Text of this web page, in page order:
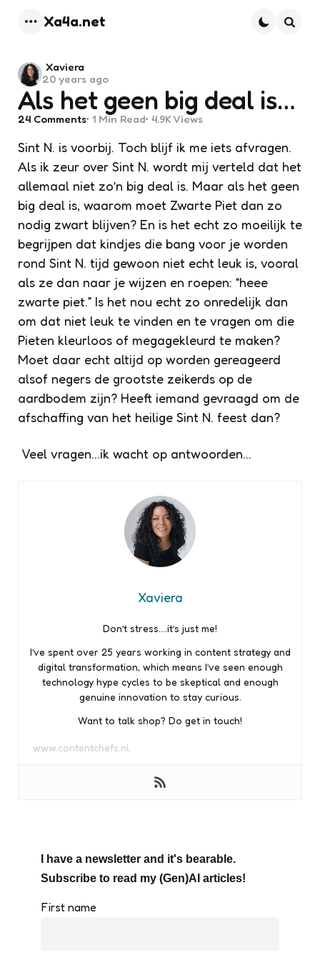
Xa4a.net
Als het geen big deal is…
Posted
by
Xaviera
20 years ago
24 Comments 1 Min Read 4.9K Views
Sint N. is voorbij. Toch blijf ik me iets afvragen.
Als ik zeur over Sint N. wordt mij verteld dat het
allemaal niet zo’n big deal is. Maar als het geen
big deal is, waarom moet Zwarte Piet dan zo
nodig zwart blijven? En is het echt zo moeilijk te
begrijpen dat kindjes die bang voor je worden
rond Sint N. tijd gewoon niet echt leuk is, vooral
als ze dan naar je wijzen en roepen: “heee
zwarte piet.” Is het nou echt zo onredelijk dan
om dat niet leuk te vinden en te vragen om die
Pieten kleurloos of megagekleurd te maken?
Moet daar echt altijd op worden gereageerd
alsof negers de grootste zeikerds op de
aardbodem zijn? Heeft iemand gevraagd om de
afschaffing van het heilige Sint N. feest dan?
Veel vragen…ik wacht op antwoorden…
Xaviera
Don’t stress….it’s just me!
I’ve spent over 25 years working in content strategy and
digital transformation, which means I’ve seen enough
technology hype cycles to be skeptical and enough
genuine innovation to stay curious.
Want to talk shop? Do get in touch!
www.contentchefs.nl
I have a newsletter and it's bearable.
Subscribe to read my (Gen)AI articles!
First name